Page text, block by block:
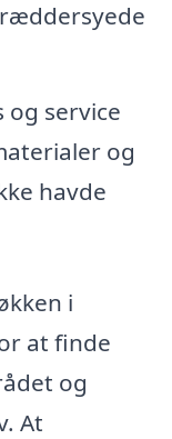
og service
og
havde
i
at finde
og
At